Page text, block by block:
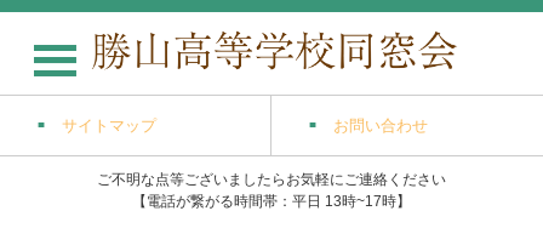
サイトマップ お問い合わせ
ご不明な点等ございましたらお気軽にご連絡ください
【電話が繋がる時間帯：平日 13時~17時】